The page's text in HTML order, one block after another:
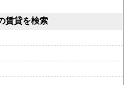
賃貸を検索